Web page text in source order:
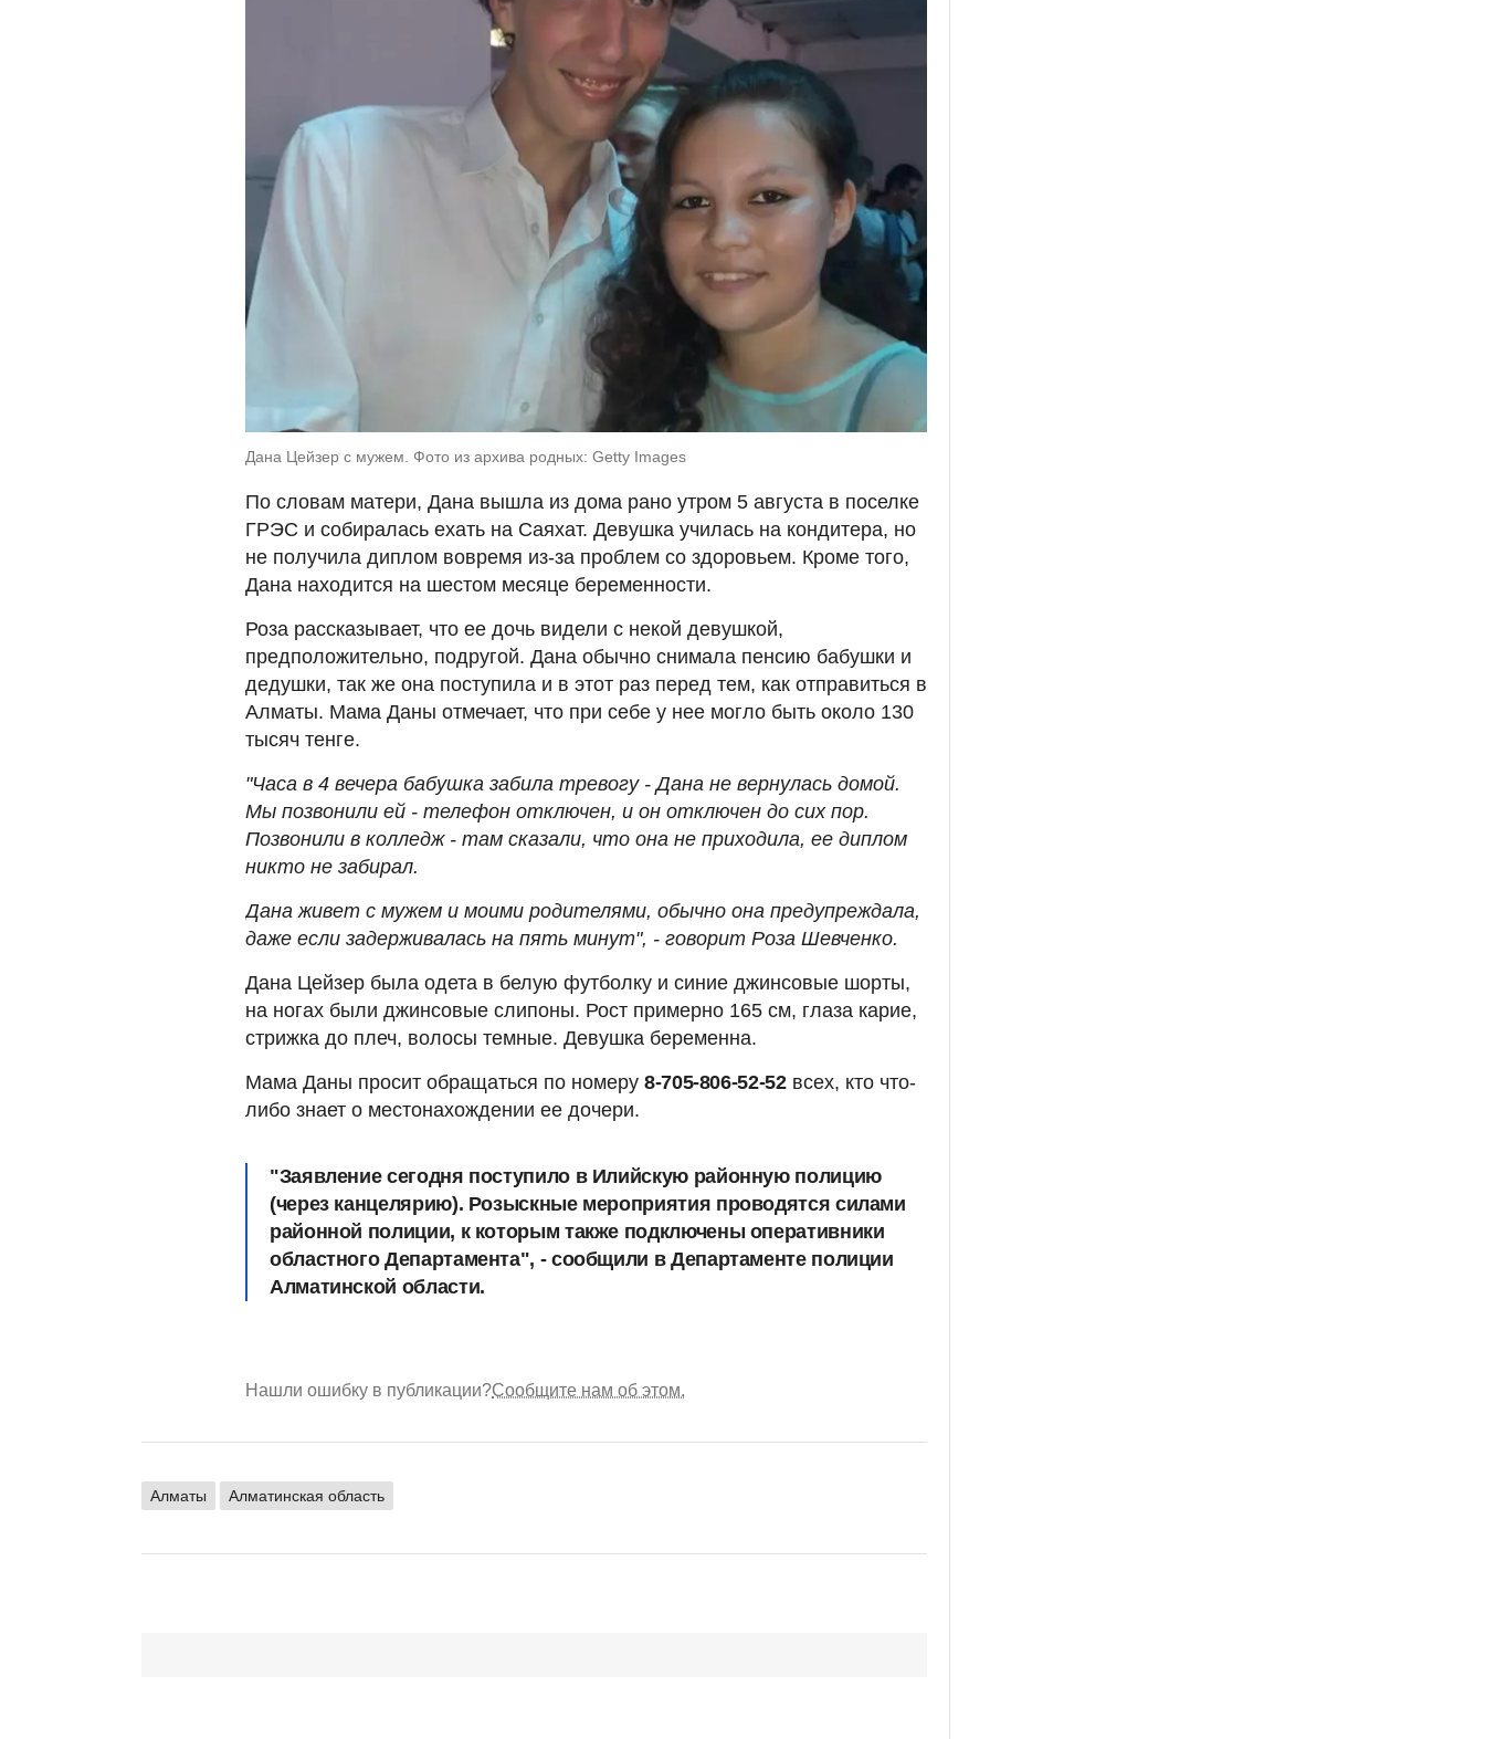
Дана Цейзер с мужем. Фото из архива родных: Getty Images
По словам матери, Дана вышла из дома рано утром 5 августа в поселке
ГРЭС и собиралась ехать на Саяхат. Девушка училась на кондитера, но
не получила диплом вовремя из-за проблем со здоровьем. Кроме того,
Дана находится на шестом месяце беременности.
Роза рассказывает, что ее дочь видели с некой девушкой,
предположительно, подругой. Дана обычно снимала пенсию бабушки и
дедушки, так же она поступила и в этот раз перед тем, как отправиться в
Алматы. Мама Даны отмечает, что при себе у нее могло быть около 130
тысяч тенге.
"Часа в 4 вечера бабушка забила тревогу - Дана не вернулась домой.
Мы позвонили ей - телефон отключен, и он отключен до сих пор.
Позвонили в колледж - там сказали, что она не приходила, ее диплом
никто не забирал.
Дана живет с мужем и моими родителями, обычно она предупреждала,
даже если задерживалась на пять минут", - говорит Роза Шевченко.
Дана Цейзер была одета в белую футболку и синие джинсовые шорты,
на ногах были джинсовые слипоны. Рост примерно 165 см, глаза карие,
стрижка до плеч, волосы темные. Девушка беременна.
Мама Даны просит обращаться по номеру 8-705-806-52-52всех, кто что-
либо знает о местонахождении ее дочери.
"Заявление сегодня поступило в Илийскую районную полицию
(через канцелярию). Розыскные мероприятия проводятся силами
районной полиции, к которым также подключены оперативники
областного Департамента", - сообщили в Департаменте полиции
Алматинской области.
Нашли ошибку в публикации?Сообщите нам об этом.
Алматы Алматинская область